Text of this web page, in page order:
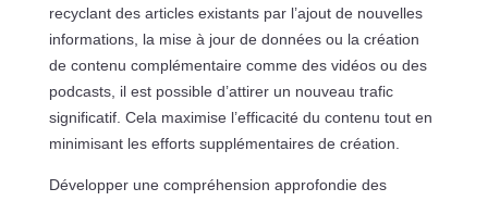
recyclant des articles existants par l’ajout de nouvelles
informations, la mise à jour de données ou la création
de contenu complémentaire comme des vidéos ou des
podcasts, il est possible d’attirer un nouveau trafic
significatif. Cela maximise l’efficacité du contenu tout en
minimisant les efforts supplémentaires de création.
Développer une compréhension approfondie des